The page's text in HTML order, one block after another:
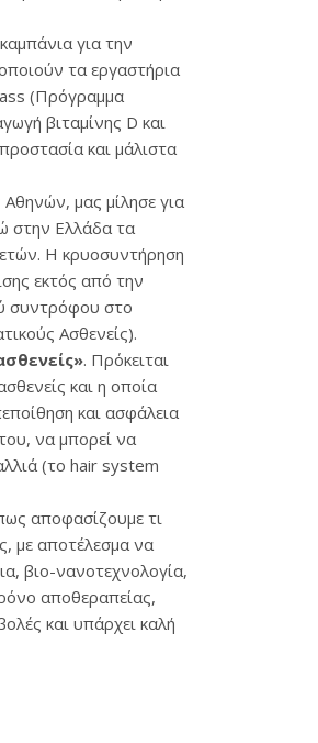
για την
τα εργαστήρια
(Πρόγραμμα
βιταμίνης D και
και μάλιστα
μας μίλησε για
στην Ελλάδα τα
Η κρυοσυντήρηση
εκτός από την
συντρόφου στο
Ασθενείς).
. Πρόκειται
και η οποία
και ασφάλεια
να μπορεί να
(το hair system
αποφασίζουμε τι
με αποτέλεσμα να
βιο-νανοτεχνολογία,
αποθεραπείας,
και υπάρχει καλή